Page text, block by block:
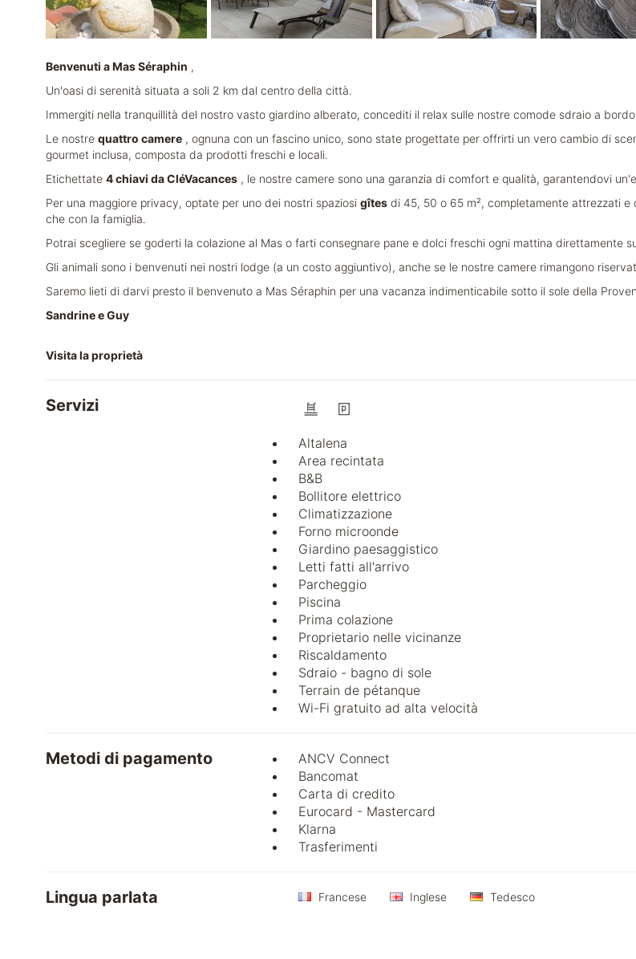
Benvenuti a Mas Séraphin ,
Un'oasi di serenità situata a soli 2 km dal centro della città.
Immergiti nella tranquillità del nostro vasto giardino alberato, concediti il relax sulle nostre comode sdraio a
Le nostre quattro camere , ognuna con un fascino unico, sono state progettate per offrirti un vero cambio di
gourmet inclusa, composta da prodotti freschi e locali.
Etichettate 4 chiavi da CléVacances , le nostre camere sono una garanzia di comfort e qualità, garantendovi
Per una maggiore privacy, optate per uno dei nostri spaziosi gîtes di 45, 50 o 65 m², completamente attrezzati
che con la famiglia.
Potrai scegliere se goderti la colazione al Mas o farti consegnare pane e dolci freschi ogni mattina direttamente
Gli animali sono i benvenuti nei nostri lodge (a un costo aggiuntivo), anche se le nostre camere rimangono
Saremo lieti di darvi presto il benvenuto a Mas Séraphin per una vacanza indimenticabile sotto il sole della
Sandrine e Guy
Visita la proprietà
Servizi
Altalena
Area recintata
B&B
Bollitore elettrico
Climatizzazione
Forno microonde
Giardino paesaggistico
Letti fatti all'arrivo
Parcheggio
Piscina
Prima colazione
Proprietario nelle vicinanze
Riscaldamento
Sdraio - bagno di sole
Terrain de pétanque
Wi-Fi gratuito ad alta velocità
Metodi di pagamento ANCV Connect
Bancomat
Carta di credito
Eurocard - Mastercard
Klarna
Trasferimenti
Lingua parlata Francese Inglese Tedesco